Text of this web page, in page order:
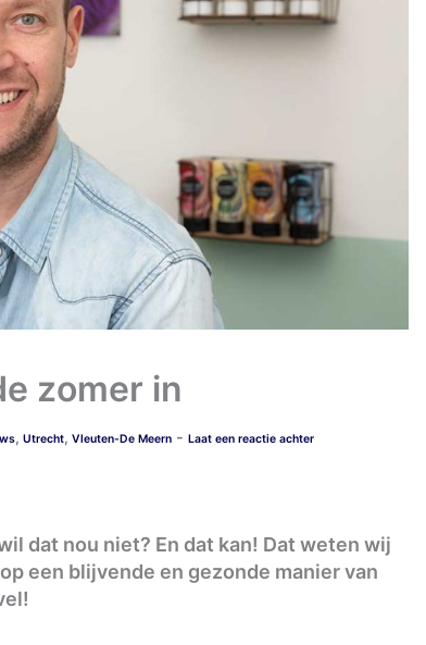
zomer in
, Utrecht, Vleuten-De Meern - Laat een reactie achter
dat nou niet? En dat kan! Dat weten wij
een blijvende en gezonde manier van